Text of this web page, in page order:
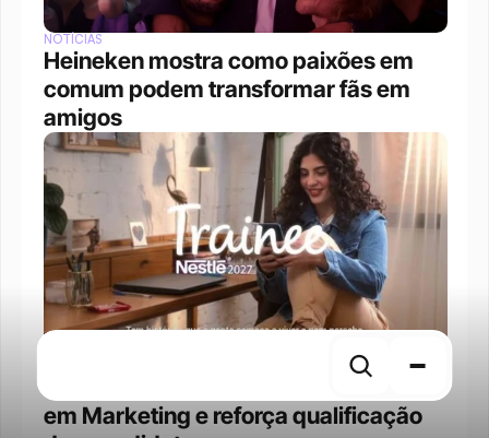
NOTÍCIAS
Heineken mostra como paixões em
comum podem transformar fãs em
amigos
Nestlé reformula programa de trainee
em Marketing e reforça qualificação